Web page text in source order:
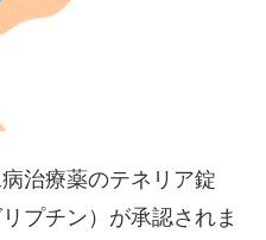
治療薬のテネリア錠
プチン）が承認されま